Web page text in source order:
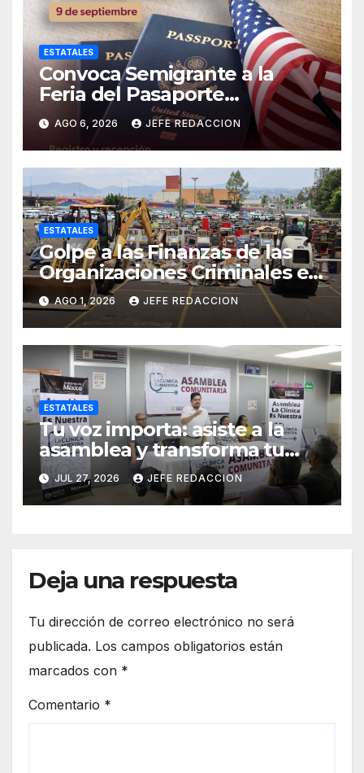
ESTATALES
Convoca Semigrante a la
Feria del Pasaporte
Estadounidense 2026
AGO 6, 2026 JEFE REDACCION
ESTATALES
Golpe a las Finanzas de las
Organizaciones Criminales en
Operativos
Interinstitucionales
AGO 1, 2026 JEFE REDACCION
ESTATALES
Tu voz importa: asiste a la
asamblea y transforma tu
clínica del IMSS-Bienestar
JUL 27, 2026 JEFE REDACCION
Deja una respuesta
Tu dirección de correo electrónico no será
publicada. Los campos obligatorios están
marcados con *
Comentario *